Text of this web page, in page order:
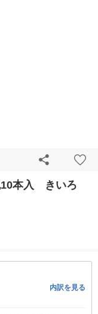
10本入 きいろ
内訳を見る